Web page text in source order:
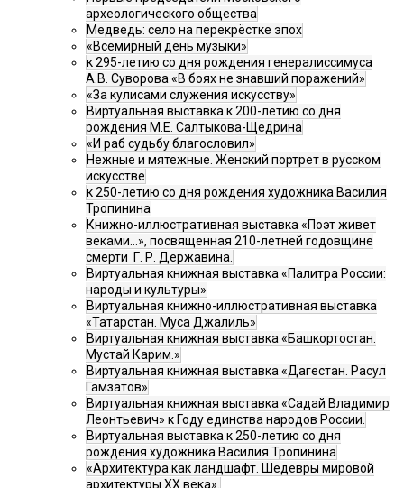
археологического общества
Медведь: село на перекрёстке эпох
«Всемирный день музыки»
к 295-летию со дня рождения генералиссимуса
А.В. Суворова «В боях не знавший поражений»
«За кулисами служения искусству»
Виртуальная выставка к 200-летию со дня
рождения М.Е. Салтыкова-Щедрина
«И раб судьбу благословил»
Нежные и мятежные. Женский портрет в русском
искусстве
к 250-летию со дня рождения художника Василия
Тропинина
Книжно-иллюстративная выставка «Поэт живет
веками…», посвященная 210-летней годовщине
смерти Г. Р. Державина.
Виртуальная книжная выставка «Палитра России:
народы и культуры»
Виртуальная книжно-иллюстративная выставка
«Татарстан. Муса Джалиль»
Виртуальная книжная выставка «Башкортостан.
Мустай Карим.»
Виртуальная книжная выставка «Дагестан. Расул
Гамзатов»
Виртуальная книжная выставка «Садай Владимир
Леонтьевич» к Году единства народов России.
Виртуальная выставка к 250-летию со дня
рождения художника Василия Тропинина
«Архитектура как ландшафт. Шедевры мировой
архитектуры XX века».